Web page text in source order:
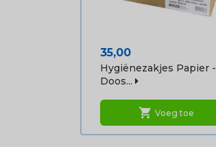
Prijs
35,00
Hygiënezakjes Papier -
Doos...
shopping_cart Voeg toe